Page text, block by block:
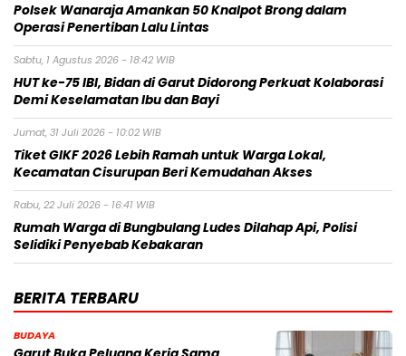
Polsek Wanaraja Amankan 50 Knalpot Brong dalam
Operasi Penertiban Lalu Lintas
Sabtu, 1 Agustus 2026 - 18:42 WIB
HUT ke-75 IBI, Bidan di Garut Didorong Perkuat Kolaborasi
Demi Keselamatan Ibu dan Bayi
Jumat, 31 Juli 2026 - 10:02 WIB
Tiket GIKF 2026 Lebih Ramah untuk Warga Lokal,
Kecamatan Cisurupan Beri Kemudahan Akses
Rabu, 22 Juli 2026 - 16:41 WIB
Rumah Warga di Bungbulang Ludes Dilahap Api, Polisi
Selidiki Penyebab Kebakaran
BERITA TERBARU
BUDAYA